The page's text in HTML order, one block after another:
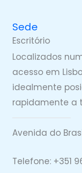
Sede
Escritório
Localizados
acesso em
idealmente
rapidamente a
Avenida do
Telefone: +351